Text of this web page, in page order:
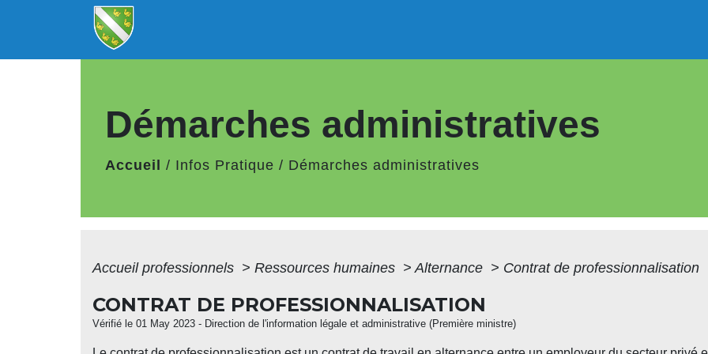
Démarches administratives
Accueil / Infos Pratique / Démarches administratives
Accueil professionnels > Ressources humaines > Alternance > Contrat de professionnalisation
CONTRAT DE PROFESSIONNALISATION
Vérifié le 01 May 2023 - Direction de l'information légale et administrative (Première ministre)